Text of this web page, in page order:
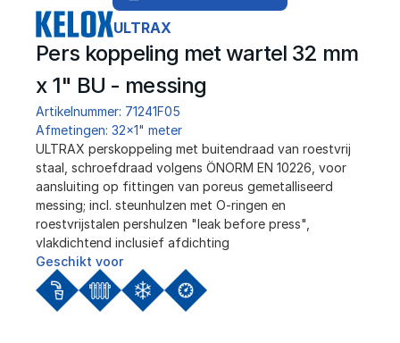
ULTRAX
Pers koppeling met wartel 32 mm
x 1" BU - messing
Artikelnummer: 71241F05
Afmetingen: 32x1" meter
ULTRAX perskoppeling met buitendraad van roestvrij
staal, schroefdraad volgens ÖNORM EN 10226, voor
aansluiting op fittingen van poreus gemetalliseerd
messing; incl. steunhulzen met O-ringen en
roestvrijstalen pershulzen "leak before press",
vlakdichtend inclusief afdichting
Geschikt voor